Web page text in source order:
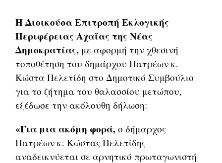
Η Διοικούσα Επιτροπή Εκλογικής
Περιφέρειας Αχαΐας της Νέας
Δημοκρατίας, με αφορμή την χθεσινή
τοποθέτηση του δημάρχου Πατρέων κ.
Κώστα Πελετίδη στο Δημοτικό Συμβούλιο
για το ζήτημα του θαλασσίου μετώπου,
εξέδωσε την ακόλουθη δήλωση:
«Για μια ακόμη φορά,ο δήμαρχος
Πατρέων κ. Κώστας Πελετίδης
αναδεικνύεται σε αρνητικό πρωταγωνιστή